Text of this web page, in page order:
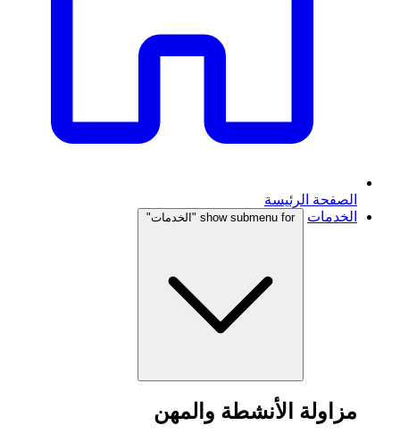
الصفحة الرئيسة
الخدمات
show submenu for "الخدمات"
مزاولة الأنشطة والمهن